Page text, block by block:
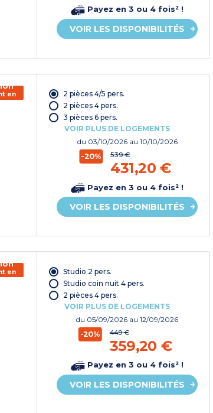
Payez en 3 ou 4 fois² !
VOIR LES DISPONIBILITÉS
en
2 pièces 4/5 pers.
2 pièces 4 pers.
3 pièces 6 pers.
VOIR PLUS DE LOGEMENTS
du 03/10/2026 au 10/10/2026
-20% 539 €
431,20 €
Payez en 3 ou 4 fois² !
VOIR LES DISPONIBILITÉS
en
Studio 2 pers.
Studio coin nuit 4 pers.
2 pièces 4 pers.
VOIR PLUS DE LOGEMENTS
du 05/09/2026 au 12/09/2026
-20% 449 €
359,20 €
Payez en 3 ou 4 fois² !
VOIR LES DISPONIBILITÉS